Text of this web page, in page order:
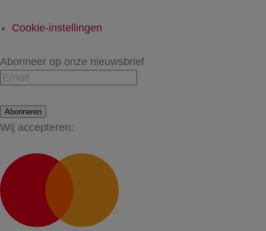
Cookie-instellingen
Abonneer op onze nieuwsbrief
Abonneren
Wij accepteren: